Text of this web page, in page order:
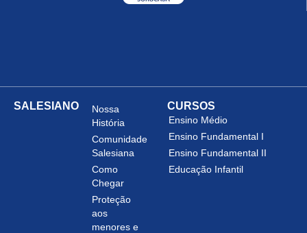
SALESIANO
Nossa
História
Comunidade
Salesiana
Como
Chegar
Proteção
aos
menores e
CURSOS
Ensino Médio
Ensino Fundamental I
Ensino Fundamental II
Educação Infantil